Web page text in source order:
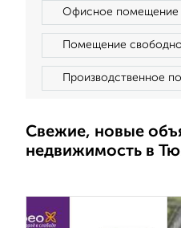
Офисное помещение
Помещение
Производственное
Свежие, новые
недвижимость в